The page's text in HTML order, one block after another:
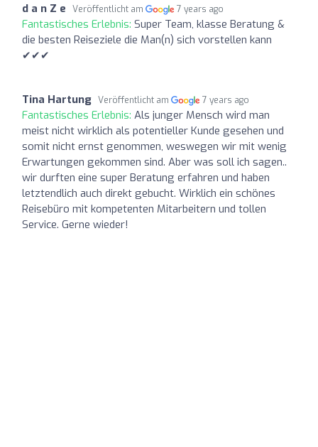
d a n Z e Veröffentlicht am 7 years ago
Fantastisches Erlebnis: Super Team, klasse Beratung &
die besten Reiseziele die Man(n) sich vorstellen kann
✔✔✔
Tina Hartung Veröffentlicht am 7 years ago
Fantastisches Erlebnis: Als junger Mensch wird man
meist nicht wirklich als potentieller Kunde gesehen und
somit nicht ernst genommen, weswegen wir mit wenig
Erwartungen gekommen sind. Aber was soll ich sagen..
wir durften eine super Beratung erfahren und haben
letztendlich auch direkt gebucht. Wirklich ein schönes
Reisebüro mit kompetenten Mitarbeitern und tollen
Service. Gerne wieder!